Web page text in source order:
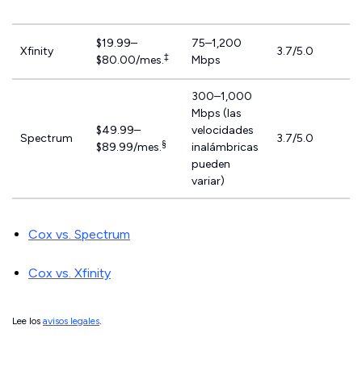
Xfinity
$19.99–
$80.00/mes.‡
75–1,200
Mbps
3.7/5.0
Spectrum
$49.99–
$89.99/mes.§
300–1,000
Mbps (las
velocidades
inalámbricas
pueden
variar)
3.7/5.0
Cox vs. Spectrum
Cox vs. Xfinity
Lee los avisos legales.